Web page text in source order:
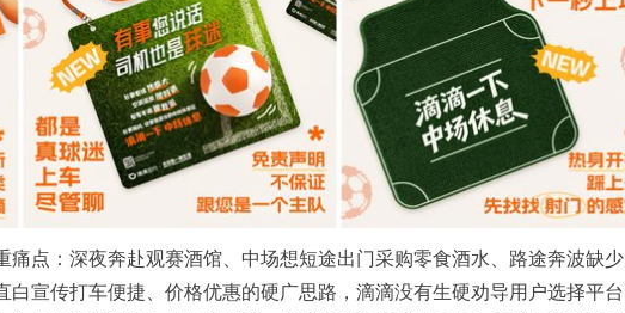
痛点：深夜奔赴观赛酒馆、中场想短途出门采购零食酒水、路途奔波缺
白宣传打车便捷、价格优惠的硬广思路，滴滴没有生硬劝导用户选择平